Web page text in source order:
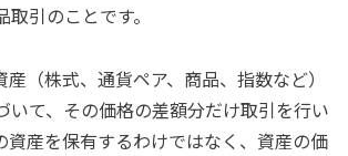
引のことです。
（株式、通貨ペア、商品、指数など）
いて、その価格の差額分だけ取引を行い
資産を保有するわけではなく、資産の価